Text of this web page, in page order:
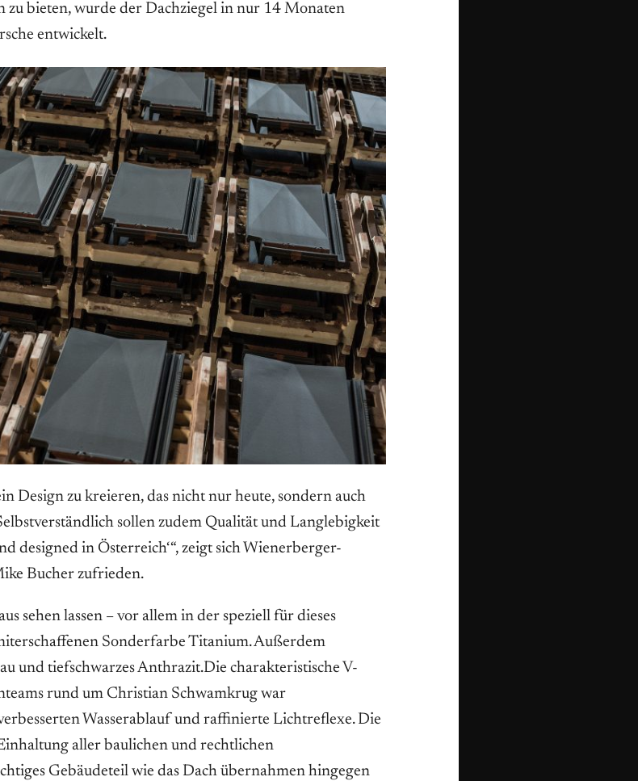
zu bieten, wurde der Dachziegel in nur 14 Monaten
entwickelt.
Design zu kreieren, das nicht nur heute, sondern auch
sollen zudem Qualität und Langlebigkeit
designed in Österreich‘“, zeigt sich ­Wienerberger-
Bucher ­zufrieden.
sehen lassen – vor allem in der speziell für dieses
Sonderfarbe Titanium. Außerdem
und tiefschwarzes Anthrazit.Die charakteristische V-
rund um Christian Schwamkrug war
Wasserablauf und raffinierte Lichtreflexe. Die
aller baulichen und rechtlichen
Gebäudeteil wie das Dach übernahmen hingegen